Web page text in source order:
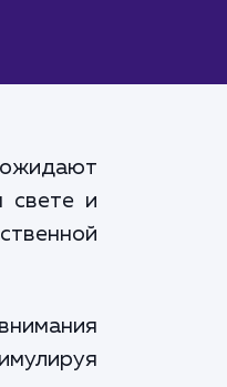
свете и